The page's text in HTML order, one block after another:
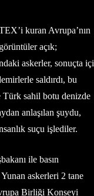
kuran Avrupa’nın
açık;
askerler, sonuçta içi
saldırdı, bu
Türk sahil botu denizde
anlaşılan şuydu,
suçu işlediler.
ile basın
askerleri 2 tane
Birliği Konseyi